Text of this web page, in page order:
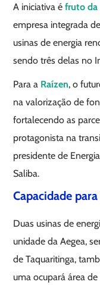
A iniciativa éfruto da
empresa integrada
usinas de energia
sendo três delas no
Para a Raízen, o
na valorização de
fortalecendo as
protagonista na
presidente de
Saliba.
Capacidade
Duas usinas de
unidade da Aegea,
de Taquaritinga,
uma ocupará área